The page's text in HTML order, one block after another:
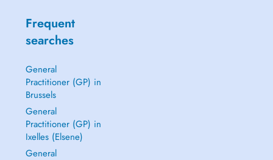
Frequent
searches
General
Practitioner (GP) in
Brussels
General
Practitioner (GP) in
Ixelles (Elsene)
General